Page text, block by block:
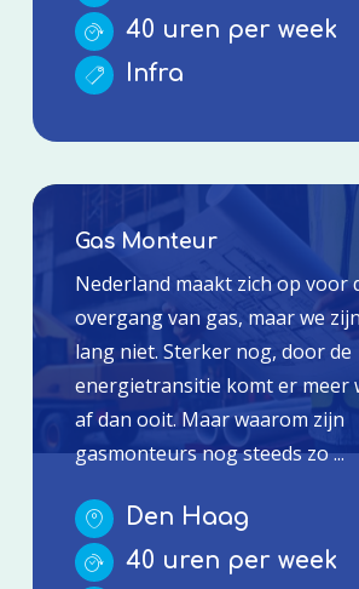
40 uren per week
Infra
Gas Monteur
Nederland maakt zich op voor
overgang van gas, maar we
lang niet. Sterker nog, door de
energietransitie komt er meer
af dan ooit. Maar waarom zijn
gasmonteurs nog steeds zo ...
Den Haag
40 uren per week